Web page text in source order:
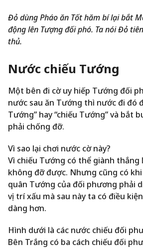
Đỏ dùng Pháo ăn Tốt hăm bí lại bắt
động lên Tượng đối phó. Ta nói Đỏ
thủ.
Nước chiếu Tướng
Một bên đi cờ uy hiếp Tướng đối
nước sau ăn Tướng thì nước đi đó
Tướng” hay “chiếu Tướng” và bắt
phải chống đỡ.
Vì sao lại chơi nước cờ này?
Vì chiếu Tướng có thể giành
không đỡ được. Nhưng cũng có
quân Tướng của đối phương phải
vị trí xấu mà sau này ta có điều
dàng hơn.
Hình dưới là các nước chiếu đối
Bên Trắng có ba cách chiếu đối